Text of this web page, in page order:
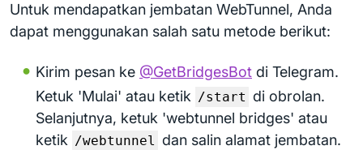
Untuk mendapatkan jembatan WebTunnel, Anda
dapat menggunakan salah satu metode berikut:
Kirim pesan ke @GetBridgesBot di Telegram.
Ketuk 'Mulai' atau ketik /start di obrolan.
Selanjutnya, ketuk 'webtunnel bridges' atau
ketik /webtunnel dan salin alamat jembatan.